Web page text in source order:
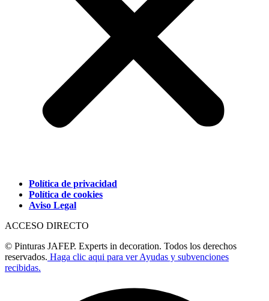
Política de privacidad
Política de cookies
Aviso Legal
ACCESO DIRECTO
© Pinturas JAFEP. Experts in decoration. Todos los derechos
reservados. Haga clic aqui para ver Ayudas y subvenciones
recibidas.